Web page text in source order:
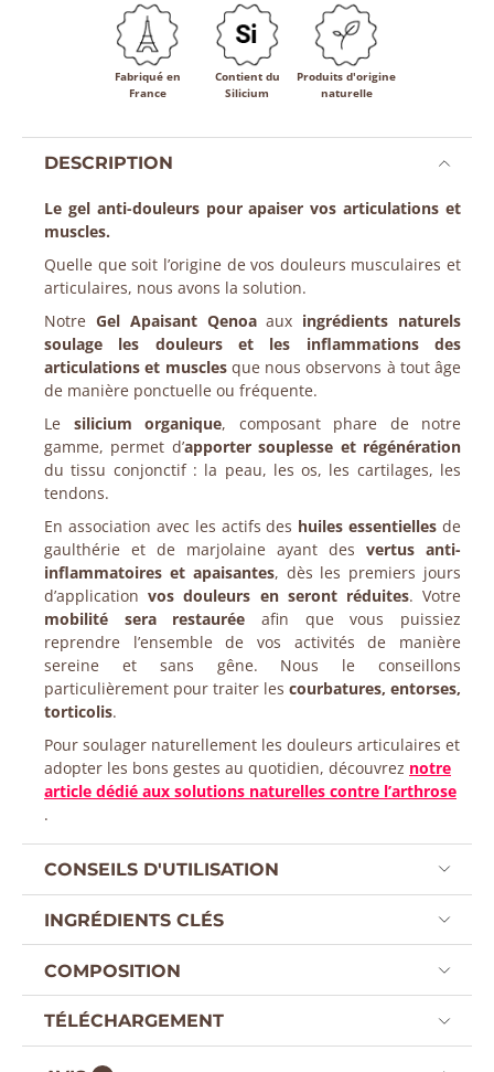
Fabriqué en
France
Contient du
Silicium
Produits d'origine
naturelle
DESCRIPTION
Le gel anti-douleurs pour apaiser vos articulations et
muscles.
Quelle que soit l’origine de vos douleurs musculaires et
articulaires, nous avons la solution.
Notre Gel Apaisant Qenoaaux ingrédients naturels
soulage les douleurs et les inflammations des
articulations et musclesque nous observons à tout âge
de manière ponctuelle ou fréquente.
Le silicium organique, composant phare de notre
gamme, permet d’apporter souplesse et régénération
du tissu conjonctif : la peau, les os, les cartilages, les
tendons.
En association avec les actifs des huiles essentielles de
gaulthérie et de marjolaine ayant des vertus anti-
inflammatoires et apaisantes, dès les premiers jours
d’applicationvos douleurs en seront réduites. Votre
mobilité sera restaurée afin que vous puissiez
reprendre l’ensemble de vos activités de manière
sereine et sans gêne. Nous le conseillons
particulièrement pour traiter les courbatures, entorses,
torticolis.
Pour soulager naturellement les douleurs articulaires et
adopter les bons gestes au quotidien, découvrez notre
article dédié aux solutions naturelles contre l’arthrose
.
CONSEILS D'UTILISATION
INGRÉDIENTS CLÉS
COMPOSITION
TÉLÉCHARGEMENT